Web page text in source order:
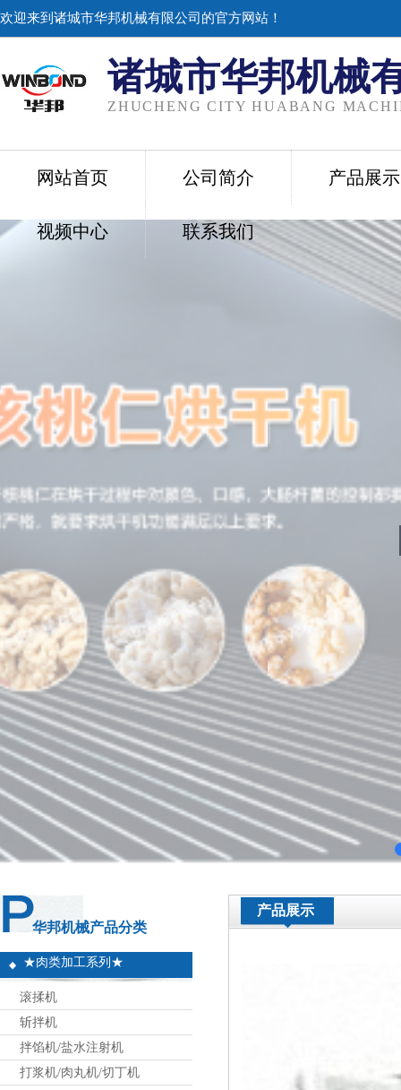
欢迎来到诸城市华邦机械有限公司的官方网站！
诸城市华邦机械
ZHUCHENG CITY HUABANG
网站首页 公司简介 产品展示
视频中心 联系我们
华邦机械产品分类
★肉类加工系列★
滚揉机
斩拌机
拌馅机/盐水注射机
打浆机/肉丸机/切丁机
产品展示